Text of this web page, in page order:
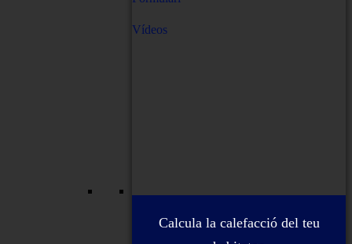
Vídeos
Calcula la calefacció del teu